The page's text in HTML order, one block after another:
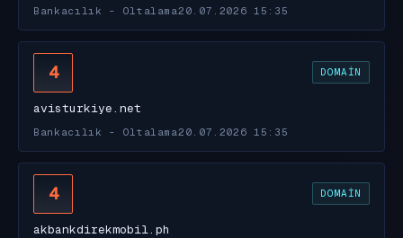
Bankacılık - Oltalama20.07.2026 15:35
4 DOMAIN
avisturkiye.net
Bankacılık - Oltalama20.07.2026 15:35
4 DOMAIN
akbankdirekmobil.ph